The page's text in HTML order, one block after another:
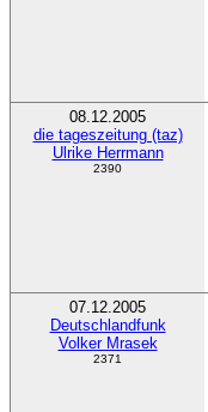
08.12.2005
die tageszeitung (taz)
Ulrike Herrmann
2390
07.12.2005
Deutschlandfunk
Volker Mrasek
2371